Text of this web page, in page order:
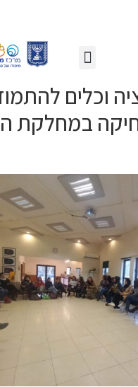
וכלים
במחלקת